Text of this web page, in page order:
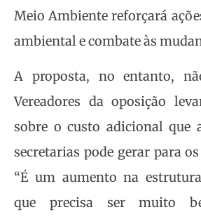
Meio Ambiente reforçará
ambiental e combate às
A proposta, no entanto,
Vereadores da oposição
sobre o custo adicional que
secretarias pode gerar para
“É um aumento na
que precisa ser muito